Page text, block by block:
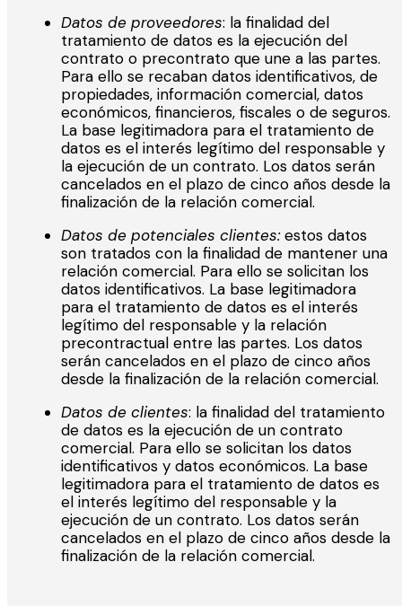
Datos de proveedores: la finalidad del
tratamiento de datos es la ejecución del
contrato o precontrato que une a las partes.
Para ello se recaban datos identificativos, de
propiedades, información comercial, datos
económicos, financieros, fiscales o de seguros.
La base legitimadora para el tratamiento de
datos es el interés legítimo del responsable y
la ejecución de un contrato. Los datos serán
cancelados en el plazo de cinco años desde la
finalización de la relación comercial.
Datos de potenciales clientes:estos datos
son tratados con la finalidad de mantener una
relación comercial. Para ello se solicitan los
datos identificativos. La base legitimadora
para el tratamiento de datos es el interés
legítimo del responsable y la relación
precontractual entre las partes. Los datos
serán cancelados en el plazo de cinco años
desde la finalización de la relación comercial.
Datos de clientes: la finalidad del tratamiento
de datos es la ejecución de un contrato
comercial. Para ello se solicitan los datos
identificativos y datos económicos. La base
legitimadora para el tratamiento de datos es
el interés legítimo del responsable y la
ejecución de un contrato. Los datos serán
cancelados en el plazo de cinco años desde la
finalización de la relación comercial.